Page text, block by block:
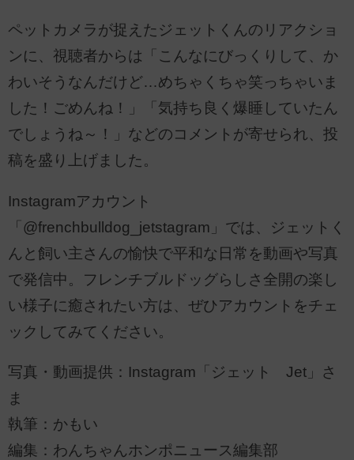
ペットカメラが捉えたジェットくんのリアクショ
ンに、視聴者からは「こんなにびっくりして、か
わいそうなんだけど…めちゃくちゃ笑っちゃいま
した！ごめんね！」「気持ち良く爆睡していたん
でしょうね～！」などのコメントが寄せられ、投
稿を盛り上げました。
Instagramアカウント
「@frenchbulldog_jetstagram」では、ジェットく
んと飼い主さんの愉快で平和な日常を動画や写真
で発信中。フレンチブルドッグらしさ全開の楽し
い様子に癒されたい方は、ぜひアカウントをチェ
ックしてみてください。
写真・動画提供：Instagram「ジェット Jet」さ
ま
執筆：かもい
編集：わんちゃんホンポニュース編集部